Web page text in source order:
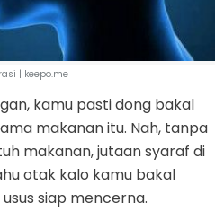
| keepo.me
kamu pasti dong bakal
makanan itu. Nah, tanpa
makanan, jutaan syaraf di
otak kalo kamu bakal
siap mencerna.